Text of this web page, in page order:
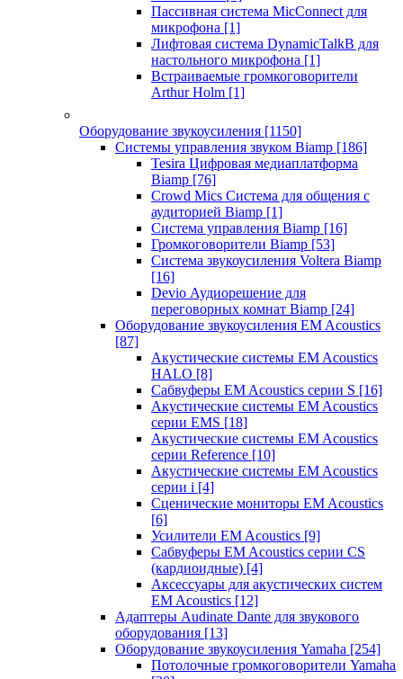
Пассивная система MicConnect для
микрофона [1]
Лифтовая система DynamicTalkB для
настольного микрофона [1]
Встраиваемые громкоговорители
Arthur Holm [1]
Оборудование звукоусиления [1150]
Системы управления звуком Biamp [186]
Tesira Цифровая медиаплатформа
Biamp [76]
Crowd Mics Система для общения с
аудиторией Biamp [1]
Система управления Biamp [16]
Громкоговорители Biamp [53]
Система звукоусиления Voltera Biamp
[16]
Devio Аудиорешение для
переговорных комнат Biamp [24]
Оборудование звукоусиления EM Acoustics
[87]
Акустические системы EM Acoustics
HALO [8]
Сабвуферы EM Acoustics серии S [16]
Акустические системы EM Acoustics
серии EMS [18]
Акустические системы EM Acoustics
серии Reference [10]
Акустические системы EM Acoustics
серии i [4]
Сценические мониторы EM Acoustics
[6]
Усилители EM Acoustics [9]
Сабвуферы EM Acoustics серии CS
(кардиоидные) [4]
Аксессуары для акустических систем
EM Acoustics [12]
Адаптеры Audinate Dante для звукового
оборудования [13]
Оборудование звукоусиления Yamaha [254]
Потолочные громкоговорители Yamaha